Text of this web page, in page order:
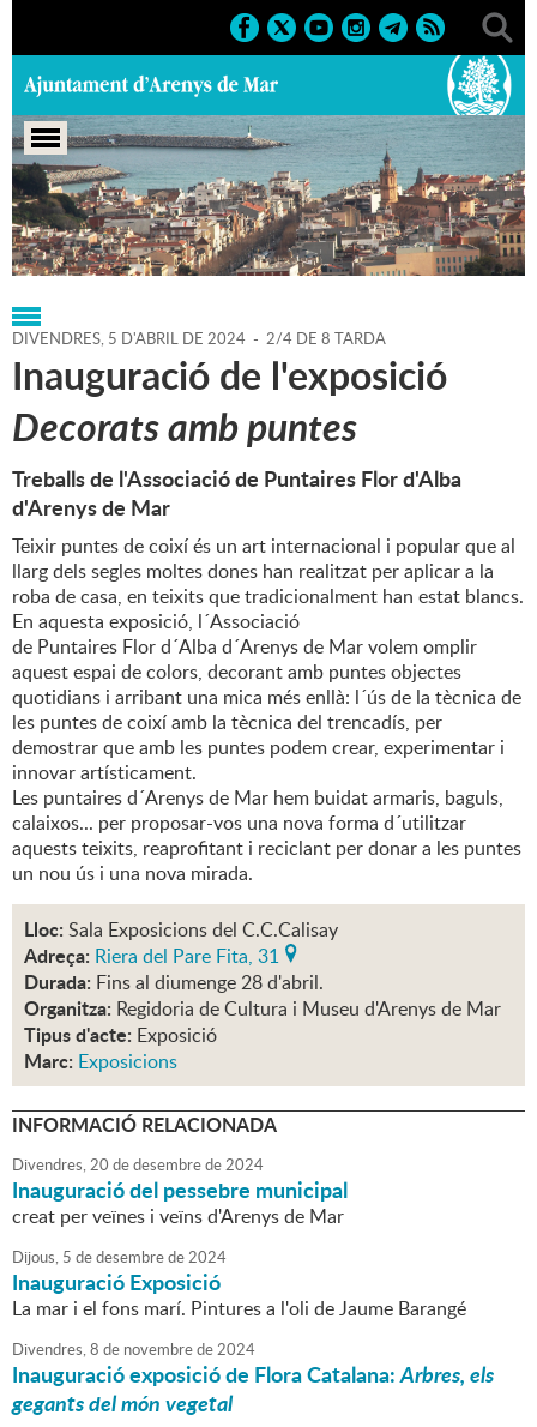
Portada > Regidories > Cultura > Agenda > 05-04-2024
DIVENDRES, 5 D'ABRIL DE 2024 - 2/4 DE 8 TARDA
Inauguració de l'exposició
Decorats amb puntes
Treballs de l'Associació de Puntaires Flor d'Alba
d'Arenys de Mar
Teixir puntes de coixí és un art internacional i popular que al
llarg dels segles moltes dones han realitzat per aplicar a la
roba de casa, en teixits que tradicionalment han estat blancs.
En aquesta exposició, l´Associació
de Puntaires Flor d´Alba d´Arenys de Mar volem omplir
aquest espai de colors, decorant amb puntes objectes
quotidians i arribant una mica més enllà: l´ús de la tècnica de
les puntes de coixí amb la tècnica del trencadís, per
demostrar que amb les puntes podem crear, experimentar i
innovar artísticament.
Les puntaires d´Arenys de Mar hem buidat armaris, baguls,
calaixos... per proposar-vos una nova forma d´utilitzar
aquests teixits, reaprofitant i reciclant per donar a les puntes
un nou ús i una nova mirada.
Lloc: Sala Exposicions del C.C.Calisay
Adreça: Riera del Pare Fita, 31
Durada: Fins al diumenge 28 d'abril.
Organitza: Regidoria de Cultura i Museu d'Arenys de Mar
Tipus d'acte: Exposició
Marc: Exposicions
INFORMACIÓ RELACIONADA
Divendres,20 dedesembrede2024
Inauguració del pessebre municipal
creat per veïnes i veïns d'Arenys de Mar
Dijous, 5 dedesembrede2024
Inauguració Exposició
La mar i el fons marí. Pintures a l'oli de Jaume Barangé
Divendres,8 de novembrede2024
Inauguració exposició de Flora Catalana:Arbres, els
gegants del món vegetal